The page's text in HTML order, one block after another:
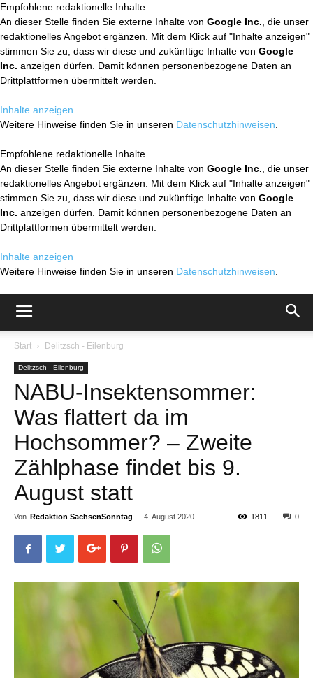
Empfohlene redaktionelle Inhalte
An dieser Stelle finden Sie externe Inhalte von Google Inc. , die unser
redaktionelles Angebot ergänzen. Mit dem Klick auf "Inhalte anzeigen"
stimmen Sie zu, dass wir diese und zukünftige Inhalte von Google
Inc. anzeigen dürfen. Damit können personenbezogene Daten an
Drittplattformen übermittelt werden.
Inhalte anzeigen
Weitere Hinweise finden Sie in unseren Datenschutzhinweisen
Empfohlene redaktionelle Inhalte
An dieser Stelle finden Sie externe Inhalte von Google Inc. , die unser
redaktionelles Angebot ergänzen. Mit dem Klick auf "Inhalte anzeigen"
stimmen Sie zu, dass wir diese und zukünftige Inhalte von Google
Inc. anzeigen dürfen. Damit können personenbezogene Daten an
Drittplattformen übermittelt werden.
Inhalte anzeigen
Weitere Hinweise finden Sie in unseren Datenschutzhinweisen
Start Delitzsch - Eilenburg
Delitzsch - Eilenburg
NABU-Insektensommer:
Was flattert da im
Hochsommer? – Zweite
Zählphase findet bis 9.
August statt
Von Redaktion SachsenSonntag - 4. August 2020 0
1811